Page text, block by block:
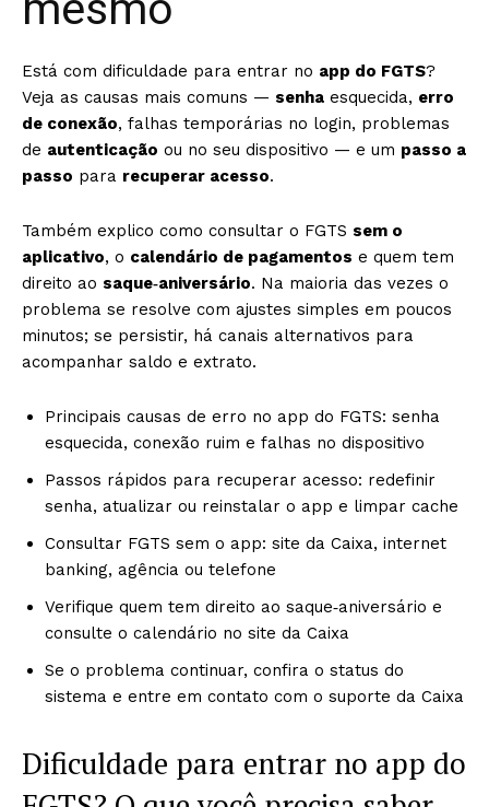
Está com dificuldade para entrar no app do FGTS?
Veja as causas mais comuns — senha esquecida, erro
de conexão, falhas temporárias no login, problemas
de autenticação ou no seu dispositivo — e um passo a
passo para recuperar acesso.
Também explico como consultar o FGTS sem o
aplicativo, o calendário de pagamentos e quem tem
direito ao saque‑aniversário. Na maioria das vezes o
problema se resolve com ajustes simples em poucos
minutos; se persistir, há canais alternativos para
acompanhar saldo e extrato.
Principais causas de erro no app do FGTS: senha
esquecida, conexão ruim e falhas no dispositivo
Passos rápidos para recuperar acesso: redefinir
senha, atualizar ou reinstalar o app e limpar cache
Consultar FGTS sem o app: site da Caixa, internet
banking, agência ou telefone
Verifique quem tem direito ao saque‑aniversário e
consulte o calendário no site da Caixa
Se o problema continuar, confira o status do
sistema e entre em contato com o suporte da Caixa
Dificuldade para entrar no app do